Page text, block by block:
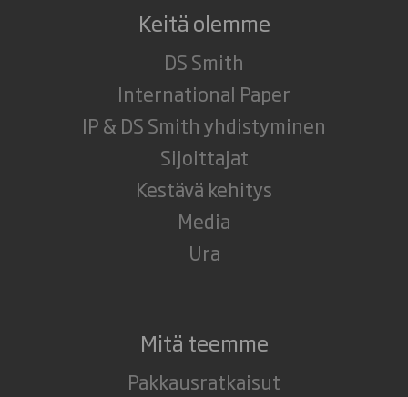
Keitä olemme
DS Smith
International Paper
IP & DS Smith yhdistyminen
Sijoittajat
Kestävä kehitys
Media
Ura
Mitä teemme
Pakkausratkaisut